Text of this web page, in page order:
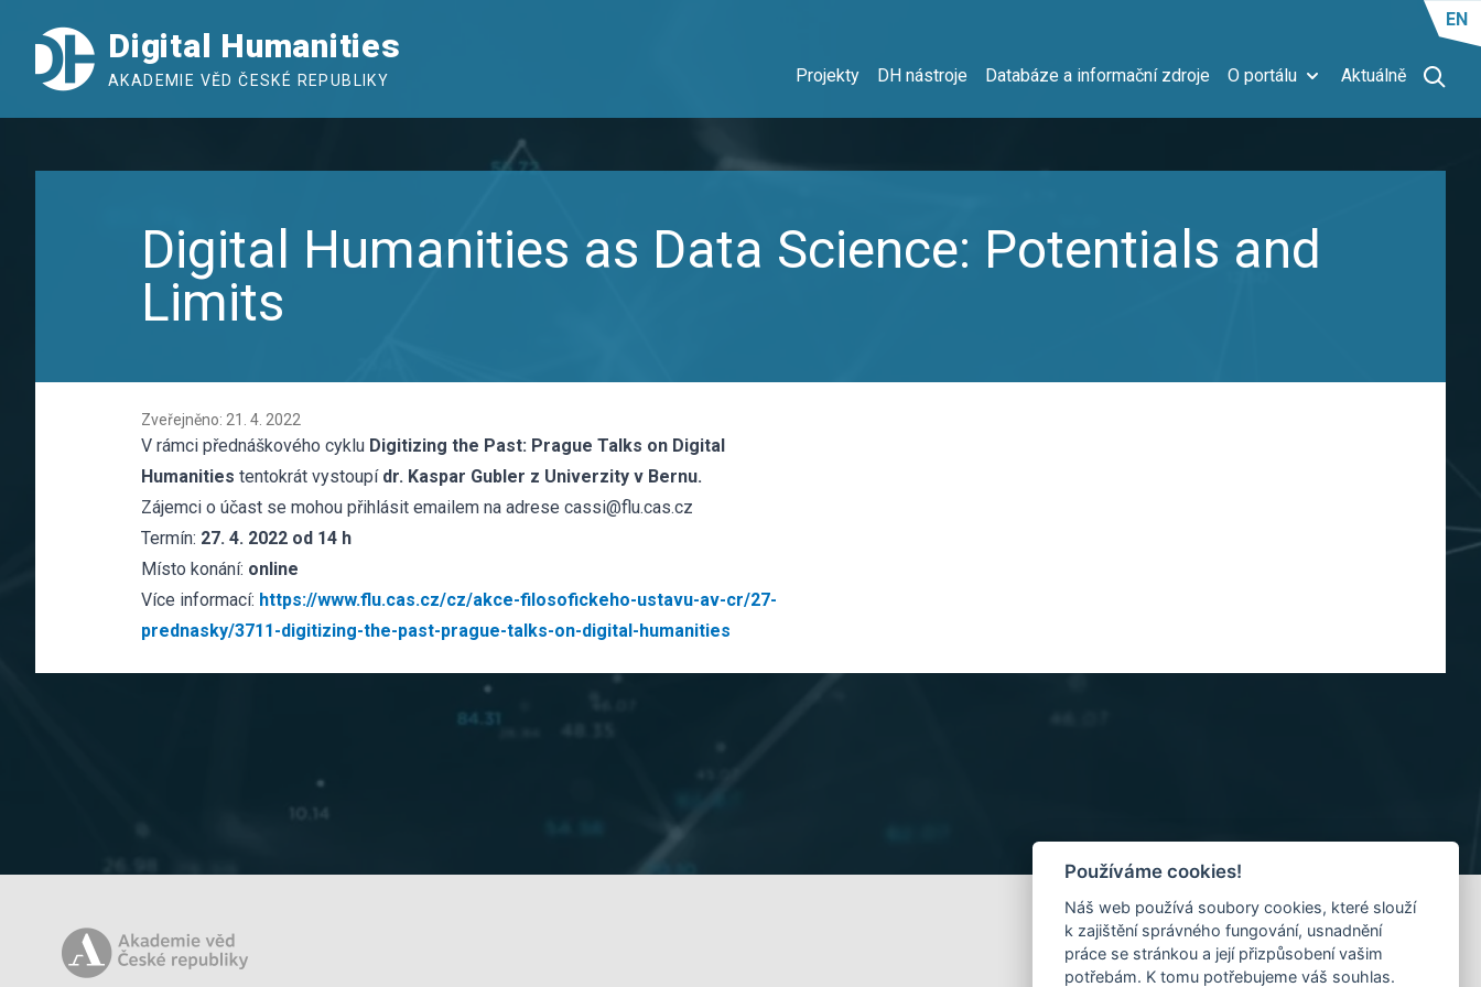
Digital Humanities
AKADEMIE VĚD ČESKÉ REPUBLIKY Projekty DH nástroje Databáze a informační zdroje O portálu Aktuálně
EN
Digital Humanities as Data Science: Potentials and
Limits
Zveřejněno: 21. 4. 2022
V rámci přednáškového cyklu Digitizing the Past: Prague Talks on Digital
Humanities tentokrát vystoupí dr. Kaspar Gubler z Univerzity v Bernu.
Zájemci o účast se mohou přihlásit emailem na adrese cassi@flu.cas.cz
Termín: 27. 4. 2022 od 14 h
Místo konání: online
Více informací: https://www.flu.cas.cz/cz/akce-filosofickeho-ustavu-av-cr/27-
prednasky/3711-digitizing-the-past-prague-talks-on-digital-humanities
Používáme cookies!
Náš web používá soubory cookies, které slouží
k zajištění správného fungování, usnadnění
práce se stránkou a její přizpůsobení vašim
potřebám. K tomu potřebujeme váš souhlas.